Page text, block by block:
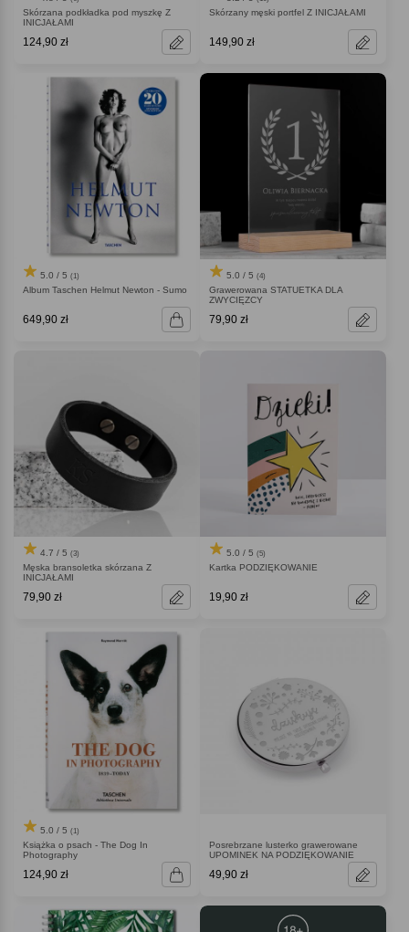
Skórzana podkładka pod myszkę Z
INICJAŁAMI
124,90 zł
Skórzany męski portfel Z INICJAŁAMI
149,90 zł
5.0 / 5 (1)
Album Taschen Helmut Newton - Sumo
649,90 zł
5.0 / 5 (4)
Grawerowana STATUETKA DLA
ZWYCIĘZCY
79,90 zł
4.7 / 5 (3)
Męska bransoletka skórzana Z
INICJAŁAMI
79,90 zł
5.0 / 5 (5)
Kartka PODZIĘKOWANIE
19,90 zł
5.0 / 5 (1)
Książka o psach - The Dog In
Photography
124,90 zł
Posrebrzane lusterko grawerowane
UPOMINEK NA PODZIĘKOWANIE
49,90 zł